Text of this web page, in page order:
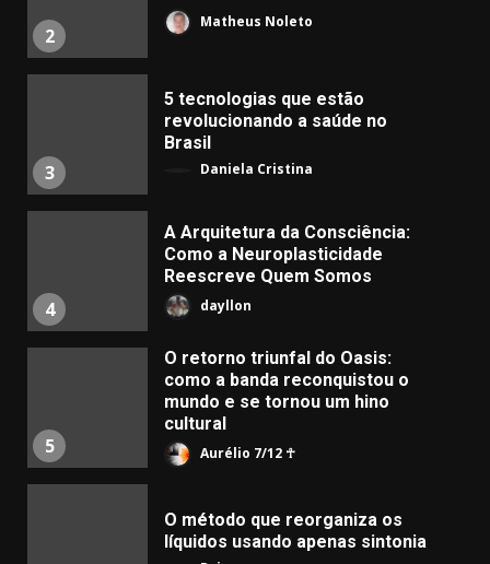
2
Matheus Noleto
3
5 tecnologias que estão
revolucionando a saúde no
Brasil
Daniela Cristina
4
A Arquitetura da Consciência:
Como a Neuroplasticidade
Reescreve Quem Somos
dayllon
5
O retorno triunfal do Oasis:
como a banda reconquistou o
mundo e se tornou um hino
cultural
Aurélio 7/12 ☥
​O método que reorganiza os
líquidos usando apenas sintonia